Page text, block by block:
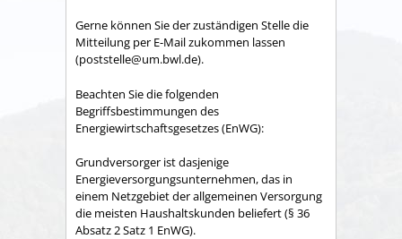
Gerne können Sie der zuständigen Stelle die
Mitteilung per E-Mail zukommen lassen
(poststelle@um.bwl.de).
Beachten Sie die folgenden
Begriffsbestimmungen des
Energiewirtschaftsgesetzes (EnWG):
Grundversorger ist dasjenige
Energieversorgungsunternehmen, das in
einem Netzgebiet der allgemeinen Versorgung
die meisten Haushaltskunden beliefert (§ 36
Absatz 2 Satz 1 EnWG).